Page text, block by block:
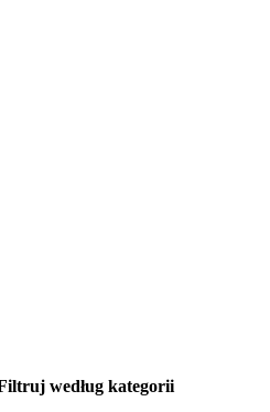
według kategorii